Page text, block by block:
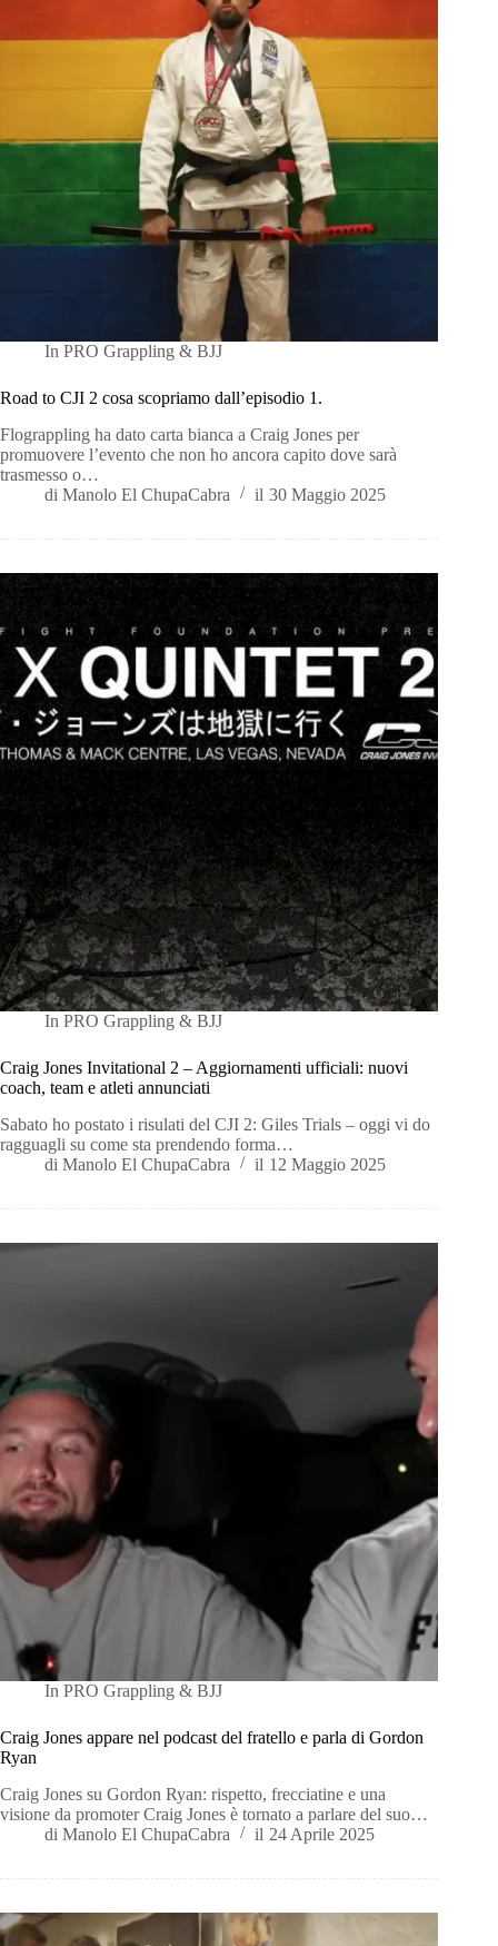
In PRO Grappling & BJJ
Road to CJI 2 cosa scopriamo dall’episodio 1.
Flograppling ha dato carta bianca a Craig Jones per
promuovere l’evento che non ho ancora capito dove sarà
trasmesso o…
di Manolo El ChupaCabra il 30 Maggio 2025
In PRO Grappling & BJJ
Craig Jones Invitational 2 – Aggiornamenti ufficiali: nuovi
coach, team e atleti annunciati
Sabato ho postato i risulati del CJI 2: Giles Trials – oggi vi do
ragguagli su come sta prendendo forma…
di Manolo El ChupaCabra il 12 Maggio 2025
In PRO Grappling & BJJ
Craig Jones appare nel podcast del fratello e parla di Gordon
Ryan
Craig Jones su Gordon Ryan: rispetto, frecciatine e una
visione da promoter Craig Jones è tornato a parlare del suo…
di Manolo El ChupaCabra il 24 Aprile 2025